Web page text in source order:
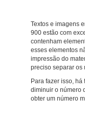
Textos e imagens
900 estão com
contenham
esses elementos
impressão do
preciso separar os
Para fazer isso,
diminuir o número
obter um número